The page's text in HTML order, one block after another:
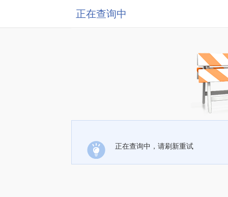
正在查询中
正在查询中，请刷新重试